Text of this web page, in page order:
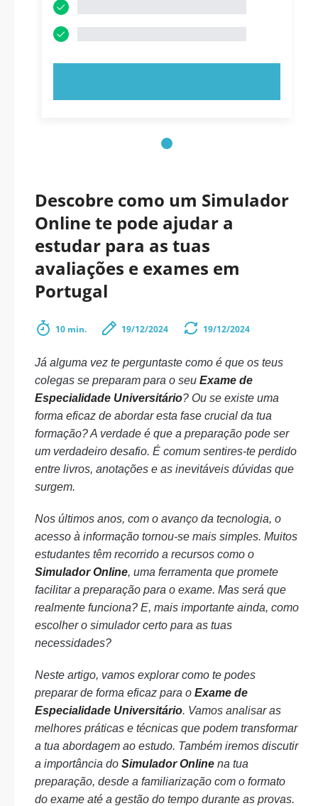
Descobre como um Simulador
Online te pode ajudar a
estudar para as tuas
avaliações e exames em
Portugal
10 min. 19/12/2024 19/12/2024
Já alguma vez te perguntaste como é que os teus
colegas se preparam para o seu Exame de
Especialidade Universitário? Ou se existe uma
forma eficaz de abordar esta fase crucial da tua
formação? A verdade é que a preparação pode ser
um verdadeiro desafio. É comum sentires-te perdido
entre livros, anotações e as inevitáveis dúvidas que
surgem.
Nos últimos anos, com o avanço da tecnologia, o
acesso à informação tornou-se mais simples. Muitos
estudantes têm recorrido a recursos como o
Simulador Online, uma ferramenta que promete
facilitar a preparação para o exame. Mas será que
realmente funciona? E, mais importante ainda, como
escolher o simulador certo para as tuas
necessidades?
Neste artigo, vamos explorar como te podes
preparar de forma eficaz para o Exame de
Especialidade Universitário. Vamos analisar as
melhores práticas e técnicas que podem transformar
a tua abordagem ao estudo. Também iremos discutir
a importância do Simulador Online na tua
preparação, desde a familiarização com o formato
do exame até a gestão do tempo durante as provas.